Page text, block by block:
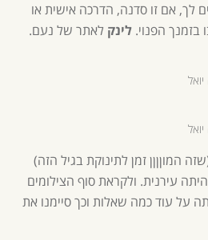
אם זו סדנה, הדרכה אישית או
הפנוי.לינקלאתר של נעם.
זמן לתינוקת בגיל הזה)
עירנית. ולקראת סוף הצילומים
על עוד כמה שאלות וכך סיימנו את